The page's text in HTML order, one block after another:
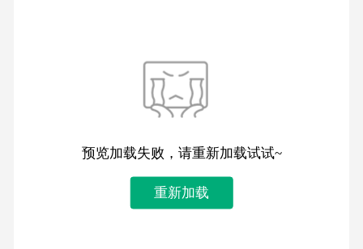
预览加载失败，请重新加载试试~
重新加载